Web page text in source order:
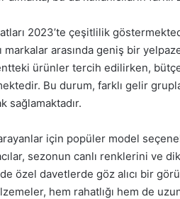
2023’te çeşitlilik
markalar arasında geniş bir
ürünler tercih edilirken,
Bu durum, farklı gelir
sağlamaktadır.
için popüler model
sezonun canlı renklerini ve
özel davetlerde göz alıcı bir
hem rahatlığı hem de